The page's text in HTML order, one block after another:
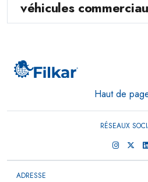
véhicules
Haut de
RÉSEAUX
ADRESSE